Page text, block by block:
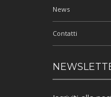
News
Contatti